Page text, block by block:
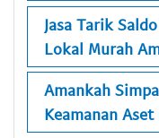
Jasa Tarik
Lokal Murah
Amankah
Keamanan